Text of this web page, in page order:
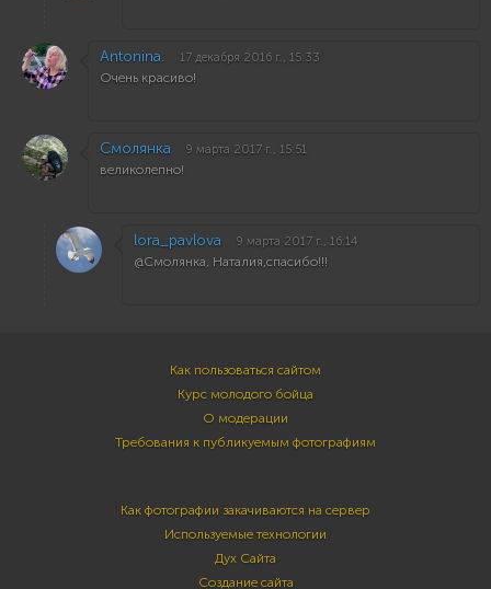
Antonina. 17 декабря 2016 г., 15:33
Очень красиво!
Смолянка 9 марта 2017 г., 15:51
великолепно!
lora_pavlova 9 марта 2017 г., 16:14
@Смолянка, Наталия,спасибо!!!
Как пользоваться сайтом
Курс молодого бойца
О модерации
Требования к публикуемым фотографиям
Как фотографии закачиваются на сервер
Используемые технологии
Дух Сайта
Создание сайта